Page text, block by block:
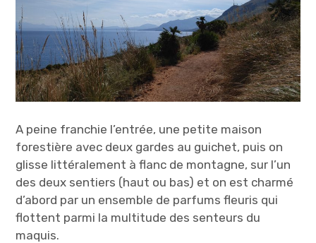
A peine franchie l’entrée, une petite maison
forestière avec deux gardes au guichet, puis on
glisse littéralement à flanc de montagne, sur l’un
des deux sentiers (haut ou bas) et on est charmé
d’abord par un ensemble de parfums fleuris qui
flottent parmi la multitude des senteurs du
maquis.